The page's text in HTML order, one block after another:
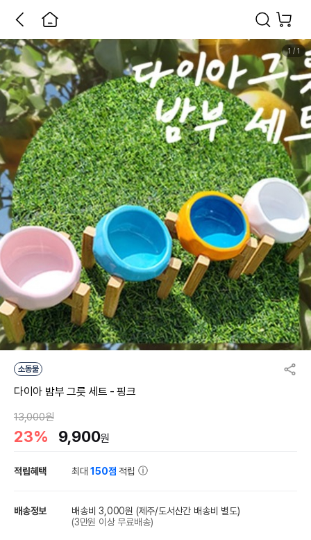
1 / 1
소동물
다이아 밤부 그릇 세트 - 핑크
13,000원
23% 9,900원
적립혜택 최대150점 적립
배송정보 배송비 3,000원 (제주/도서산간 배송비 별도)
(3만원 이상 무료배송)